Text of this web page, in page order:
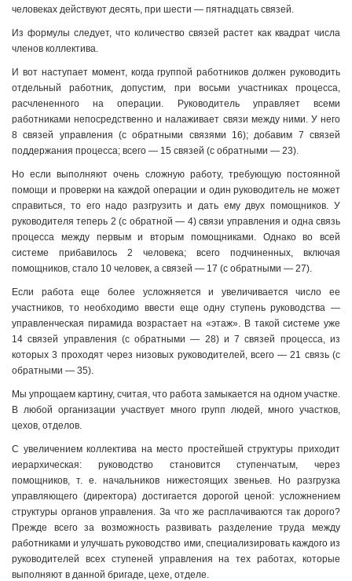
человеках действуют десять, при шести — пятнадцать связей.
Из формулы следует, что количество связей растет как квадрат числа
членов коллектива.
И вот наступает момент, когда группой работников должен руководить
отдельный работник, допустим, при восьми участниках процесса,
расчлененного на операции. Руководитель управляет всеми
работниками непосредственно и налаживает связи между ними. У него
8 связей управления (с обратными связями 16); добавим 7 связей
поддержания процесса; всего — 15 связей (с обратными — 23).
Но если выполняют очень сложную работу, требующую постоянной
помощи и проверки на каждой операции и один руководитель не может
справиться, то его надо разгрузить и дать ему двух помощников. У
руководителя теперь 2 (с обратной — 4) связи управления и одна связь
процесса между первым и вторым помощниками. Однако во всей
системе прибавилось 2 человека; всего подчиненных, включая
помощников, стало 10 человек, а связей — 17 (с обратными — 27).
Если работа еще более усложняется и увеличивается число ее
участников, то необходимо ввести еще одну ступень руководства —
управленческая пирамида возрастает на «этаж». В такой системе уже
14 связей управления (с обратными — 28) и 7 связей процесса, из
которых 3 проходят через низовых руководителей, всего — 21 связь (с
обратными — 35).
Мы упрощаем картину, считая, что работа замыкается на одном участке.
В любой организации участвует много групп людей, много участков,
цехов, отделов.
С увеличением коллектива на место простейшей структуры приходит
иерархическая: руководство становится ступенчатым, через
помощников, т. е. начальников нижестоящих звеньев. Но разгрузка
управляющего (директора) достигается дорогой ценой: усложнением
структуры органов управления. За что же расплачиваются так дорого?
Прежде всего за возможность развивать разделение труда между
работниками и улучшать руководство ими, специализировать каждого из
руководителей всех ступеней управления на тех работах, которые
выполняют в данной бригаде, цехе, отделе.